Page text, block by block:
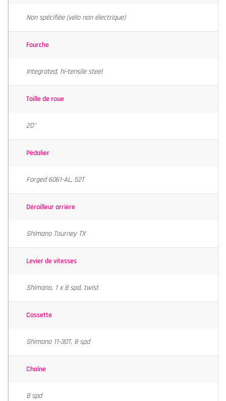
Non spécifiée (vélo non électrique)
Fourche
Integrated, hi-tensile steel
Taille de roue
20"
Pédalier
Forged 6061-AL, 52T
Dérailleur arrière
Shimano Tourney TX
Levier de vitesses
Shimano, 1 x 8 spd, twist
Cassette
Shimano 11-30T, 8 spd
Chaîne
8 spd